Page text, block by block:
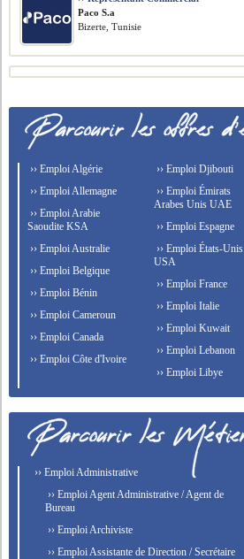
Paco S.a
Bizerte, Tunisie
›› Emploi Algérie
›› Emploi Allemagne
›› Emploi Arabie
Saoudite KSA
›› Emploi Australie
›› Emploi Belgique
›› Emploi Bénin
›› Emploi Cameroun
›› Emploi Canada
›› Emploi Côte d'Ivoire
›› Emploi Djibouti
›› Emploi Émirats
Arabes Unis UAE
›› Emploi Espagne
›› Emploi États-Unis
USA
›› Emploi France
›› Emploi Italie
›› Emploi Kuwait
›› Emploi Lebanon
›› Emploi Libye
›› Emploi Administrative
›› Emploi Agent Administrative / Agent de
Bureau
›› Emploi Archiviste
›› Emploi Assistante de Direction / Secrétaire